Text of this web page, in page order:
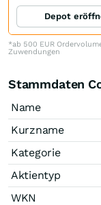
Depot
*ab 500 EUR
Zuwendungen
Stammdaten
Name
Kurzname
Kategorie
Aktientyp
WKN